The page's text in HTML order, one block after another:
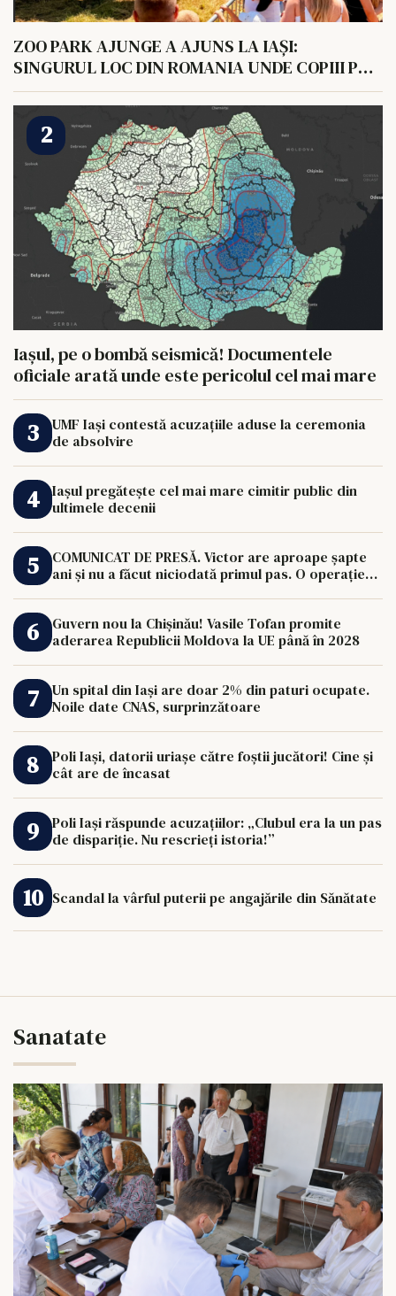
ZOO PARK AJUNGE A AJUNS LA IAȘI:
SINGURUL LOC DIN ROMANIA UNDE COPIII POT
HRANI UN ELEFANT
Iașul, pe o bombă seismică! Documentele
oficiale arată unde este pericolul cel mai mare
UMF Iași contestă acuzațiile aduse la ceremonia
de absolvire
Iașul pregătește cel mai mare cimitir public din
ultimele decenii
COMUNICAT DE PRESĂ. Victor are aproape șapte
ani și nu a făcut niciodată primul pas. O operație
Guvern nou la Chișinău! Vasile Tofan promite
aderarea Republicii Moldova la UE până în 2028
Un spital din Iași are doar 2% din paturi ocupate.
Noile date CNAS, surprinzătoare
Poli Iași, datorii uriașe către foștii jucători! Cine și
cât are de încasat
Poli Iași răspunde acuzațiilor: „Clubul era la un pas
de dispariție. Nu rescrieți istoria!”
Scandal la vârful puterii pe angajările din Sănătate
Sanatate